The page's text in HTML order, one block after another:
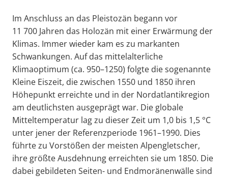
Im Anschluss an das Pleistozän begann vor
11 700 Jahren das Holozän mit einer Erwärmung der
Klimas. Immer wieder kam es zu markanten
Schwankungen. Auf das mittelalterliche
Klimaoptimum (ca. 950–1250) folgte die sogenannte
Kleine Eiszeit, die zwischen 1550 und 1850 ihren
Höhepunkt erreichte und in der Nordatlantikregion
am deutlichsten ausgeprägt war. Die globale
Mitteltemperatur lag zu dieser Zeit um 1,0 bis 1,5 °C
unter jener der Referenzperiode 1961–1990. Dies
führte zu Vorstößen der meisten Alpengletscher,
ihre größte Ausdehnung erreichten sie um 1850. Die
dabei gebildeten Seiten- und Endmoränenwälle sind